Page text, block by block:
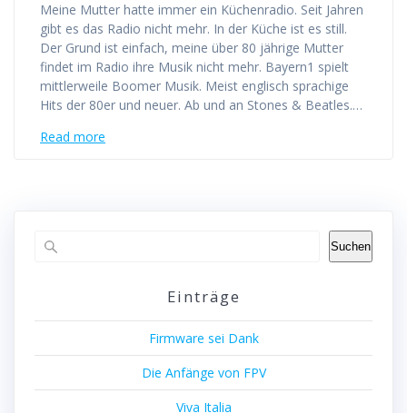
Meine Mutter hatte immer ein Küchenradio. Seit Jahren
gibt es das Radio nicht mehr. In der Küche ist es still.
Der Grund ist einfach, meine über 80 jährige Mutter
findet im Radio ihre Musik nicht mehr. Bayern1 spielt
mittlerweile Boomer Musik. Meist englisch sprachige
Hits der 80er und neuer. Ab und an Stones & Beatles.…
Read more
Suchen
Einträge
Firmware sei Dank
Die Anfänge von FPV
Viva Italia